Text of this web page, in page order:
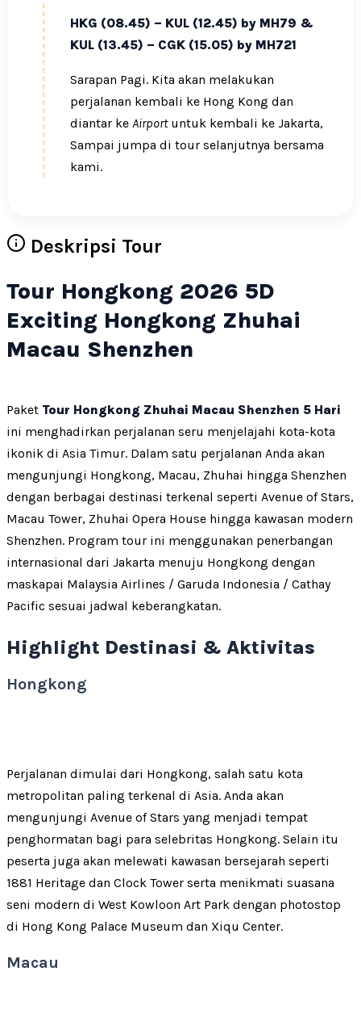
HKG (08.45) – KUL (12.45) by MH79 &
KUL (13.45) – CGK (15.05) by MH721
Sarapan Pagi. Kita akan melakukan
perjalanan kembali ke Hong Kong dan
diantar ke Airportuntuk kembali ke Jakarta,
Sampai jumpa di tour selanjutnya bersama
kami.
Deskripsi Tour
Tour Hongkong 2026 5D
Exciting Hongkong Zhuhai
Macau Shenzhen
Paket Tour Hongkong Zhuhai Macau Shenzhen 5 Hari
ini menghadirkan perjalanan seru menjelajahi kota-kota
ikonik di Asia Timur. Dalam satu perjalanan Anda akan
mengunjungi Hongkong, Macau, Zhuhai hingga Shenzhen
dengan berbagai destinasi terkenal seperti Avenue of Stars,
Macau Tower, Zhuhai Opera House hingga kawasan modern
Shenzhen. Program tour ini menggunakan penerbangan
internasional dari Jakarta menuju Hongkong dengan
maskapai Malaysia Airlines / Garuda Indonesia / Cathay
Pacific sesuai jadwal keberangkatan.
Highlight Destinasi & Aktivitas
Hongkong
Perjalanan dimulai dari Hongkong, salah satu kota
metropolitan paling terkenal di Asia. Anda akan
mengunjungi Avenue of Stars yang menjadi tempat
penghormatan bagi para selebritas Hongkong. Selain itu
peserta juga akan melewati kawasan bersejarah seperti
1881 Heritage dan Clock Tower serta menikmati suasana
seni modern di West Kowloon Art Park dengan photostop
di Hong Kong Palace Museum dan Xiqu Center.
Macau